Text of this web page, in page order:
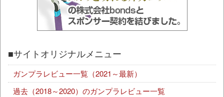
■サイトオリジナルメニュー
ガンプラレビュー一覧（2021～最新）
過去（2018～2020）のガンプラレビュー一覧